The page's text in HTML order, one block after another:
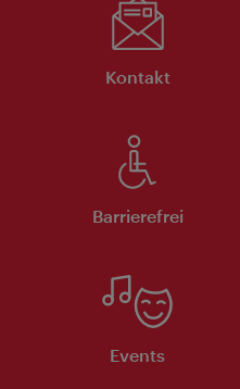
Kontakt
Barrierefrei
Events